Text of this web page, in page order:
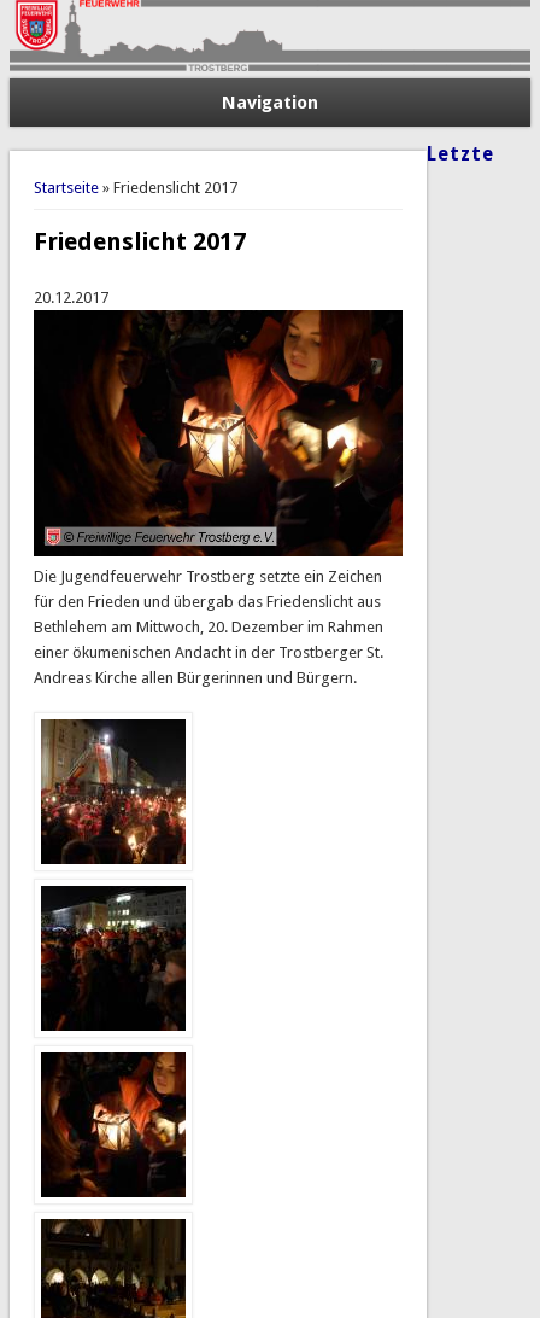
Navigation
Sie sind hier
Startseite» Friedenslicht 2017
Friedenslicht 2017
20.12.2017
Die Jugendfeuerwehr Trostberg setzte ein Zeichen
für den Frieden und übergab das Friedenslicht aus
Bethlehem am Mittwoch, 20. Dezember im Rahmen
einer ökumenischen Andacht in der Trostberger St.
Andreas Kirche allen Bürgerinnen und Bürgern.
Letzte